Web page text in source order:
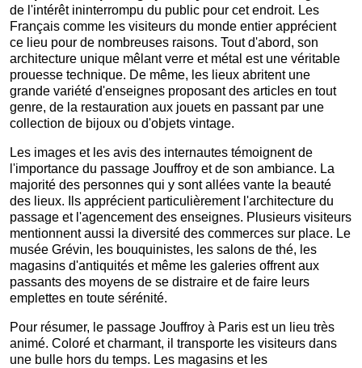
de l'intérêt ininterrompu du public pour cet endroit. Les
Français comme les visiteurs du monde entier apprécient
ce lieu pour de nombreuses raisons. Tout d'abord, son
architecture unique mêlant verre et métal est une véritable
prouesse technique. De même, les lieux abritent une
grande variété d'enseignes proposant des articles en tout
genre, de la restauration aux jouets en passant par une
collection de bijoux ou d'objets vintage.
Les images et les avis des internautes témoignent de
l'importance du passage Jouffroy et de son ambiance. La
majorité des personnes qui y sont allées vante la beauté
des lieux. Ils apprécient particulièrement l'architecture du
passage et l'agencement des enseignes. Plusieurs visiteurs
mentionnent aussi la diversité des commerces sur place. Le
musée Grévin, les bouquinistes, les salons de thé, les
magasins d'antiquités et même les galeries offrent aux
passants des moyens de se distraire et de faire leurs
emplettes en toute sérénité.
Pour résumer, le passage Jouffroy à Paris est un lieu très
animé. Coloré et charmant, il transporte les visiteurs dans
une bulle hors du temps. Les magasins et les